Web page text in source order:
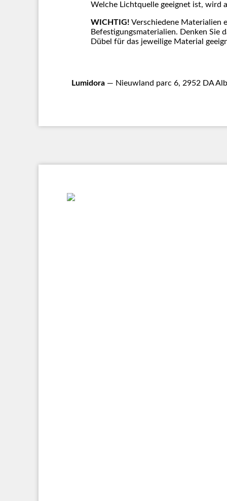
Welche Lichtquelle geeignet ist, wird
WICHTIG! Verschiedene Materialien
Befestigungsmaterialien. Denken Sie
Dübel für das jeweilige Material
Lumidora — Nieuwland parc 6, 2952 DA